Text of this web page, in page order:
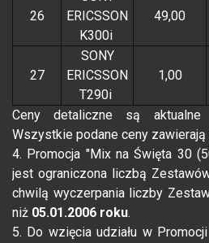
26
ERICSSON
K300i
49,00
27
SONY
ERICSSON
T290i
1,00
Ceny detaliczne są
Wszystkie podane ceny zawierają
4. Promocja "Mix na Święta 30
jest ograniczona liczbą
chwilą wyczerpania liczby
niż 05.01.2006 roku.
5. Do wzięcia udziału w